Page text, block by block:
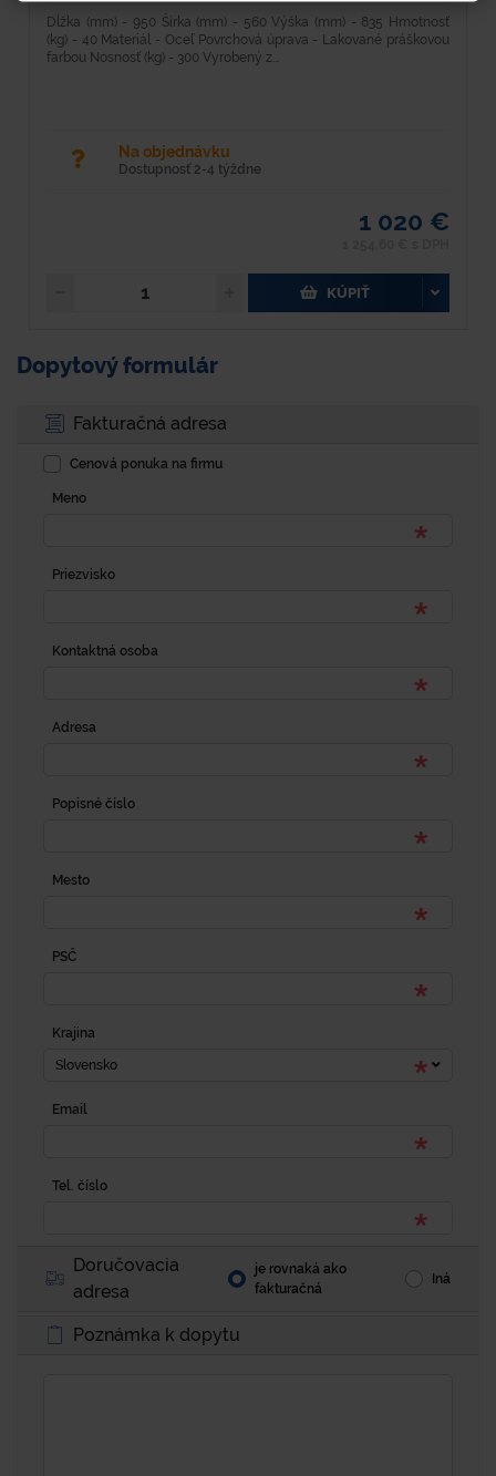
Dĺžka (mm) - 950 Šírka (mm) - 560 Výška (mm) - 835 Hmotnosť
(kg) - 40 Materiál - Oceľ Povrchová úprava - Lakované práškovou
farbou Nosnosť (kg) - 300 Vyrobený z...
Na objednávku
Dostupnosť 2-4 týždne
1 020 €
KÚPIŤ
Dopytový formulár
Fakturačná adresa
Cenová ponuka na firmu
Meno
Priezvisko
Kontaktná osoba
Adresa
Popisné číslo
Mesto
PSČ
Krajina
Slovensko
Email
Tel. číslo
Doručovacia
adresa
je rovnaká ako
fakturačná
Iná
Poznámka k dopytu